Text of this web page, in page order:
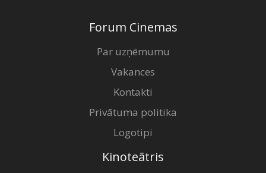
Forum Cinemas
Par uzņēmumu
Vakances
Kontakti
Privātuma politika
Logotipi
Kinoteātris